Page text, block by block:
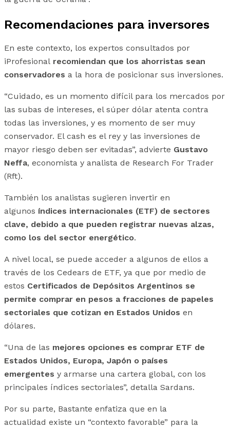
Recomendaciones para inversores
En este contexto, los expertos consultados por
iProfesional recomiendan que los ahorristas sean
conservadores a la hora de posicionar sus inversiones.
“Cuidado, es un momento difícil para los mercados por
las subas de intereses, el súper dólar atenta contra
todas las inversiones, y es momento de ser muy
conservador. El cash es el rey y las inversiones de
mayor riesgo deben ser evitadas”, advierte Gustavo
Neffa, economista y analista de Research For Trader
(Rft).
También los analistas sugieren invertir en
algunos índices internacionales (ETF) de sectores
clave, debido a que pueden registrar nuevas alzas,
como los del sector energético.
A nivel local, se puede acceder a algunos de ellos a
través de los Cedears de ETF, ya que por medio de
estos Certificados de Depósitos Argentinos se
permite comprar en pesos a fracciones de papeles
sectoriales que cotizan en Estados Unidos en
dólares.
“Una de las mejores opciones es comprar ETF de
Estados Unidos, Europa, Japón o países
emergentes y armarse una cartera global, con los
principales índices sectoriales”, detalla Sardans.
Por su parte, Bastante enfatiza que en la
actualidad existe un “contexto favorable” para la